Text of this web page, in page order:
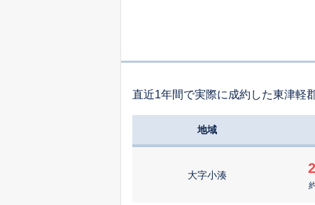
直近1年間で実際に成約した東津軽
地域
大字小湊